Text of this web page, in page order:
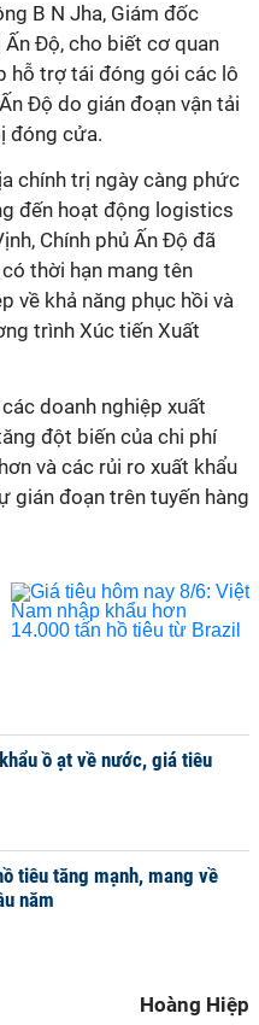
B N Jha, Giám đốc
Độ, cho biết cơ quan
hỗ trợ tái đóng gói các lô
Độ do gián đoạn vận tải
đóng cửa.
chính trị ngày càng phức
đến hoạt động logistics
Chính phủ Ấn Độ đã
thời hạn mang tên
về khả năng phục hồi và
trình Xúc tiến Xuất
doanh nghiệp xuất
đột biến của chi phí
và các rủi ro xuất khẩu
gián đoạn trên tuyến hàng
ồ ạt về nước, giá tiêu
tiêu tăng mạnh, mang về
năm
Hoàng Hiệp